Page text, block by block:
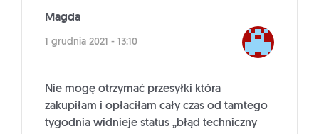
Magda
1 grudnia 2021 - 13:10
Nie mogę otrzymać przesyłki która
zakupiłam i opłaciłam cały czas od tamtego
tygodnia widnieje status „błąd techniczny